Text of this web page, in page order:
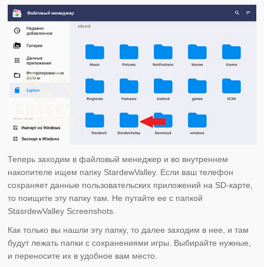
Теперь заходим в файловый менеджер и во внутреннем
накопителе ищем папку StardewValley. Если ваш телефон
сохраняет данные пользовательских приложений на SD-карте,
то поищите эту папку там. Не путайте ее с папкой
StasrdewValley Screenshots.
Как только вы нашли эту папку, то далее заходим в нее, и там
будут лежать папки с сохранениями игры. Выбирайте нужные,
и переносите их в удобное вам место.